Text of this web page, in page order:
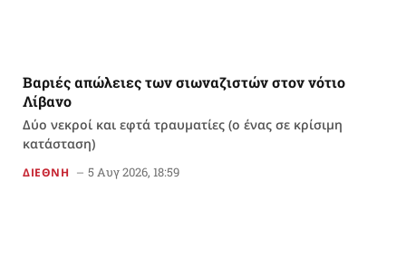
Βαριές απώλειες των σιωναζιστών στον νότιο
Λίβανο
Δύο νεκροί και εφτά τραυματίες (ο ένας σε κρίσιμη
κατάσταση)
ΔΙΕΘΝΗ 5 Αυγ 2026, 18:59